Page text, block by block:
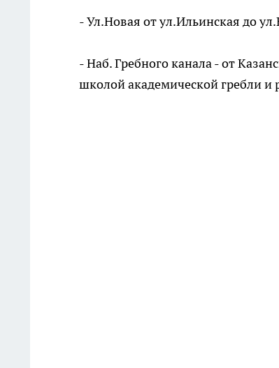
- Ул.Новая от ул.Ильинская до
- Наб. Гребного канала - от
школой академической гребли и